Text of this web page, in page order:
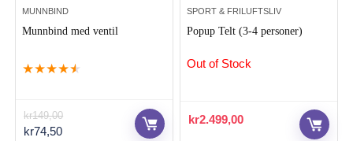
MUNNBIND
Munnbind med ventil
★★★★★
kr149,00
Opprinnelig
kr74,50Nåværende
SPORT & FRILUFTSLIV
Popup Telt (3-4 personer)
Out of Stock
kr2.499,00